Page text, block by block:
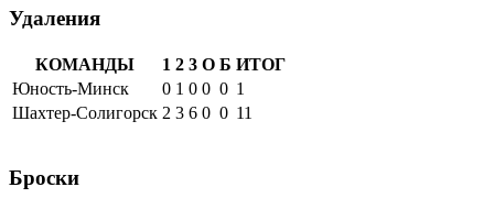
Удаления
КОМАНДЫ 1 2 3 О Б ИТОГ
Юность-Минск
0 1 0 0 0 1
Шахтер-Солигорск 2 3 6 0 0 11
Броски